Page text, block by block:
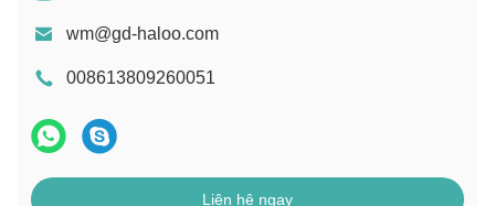
wm@gd-haloo.com
008613809260051
Liên hệ ngay